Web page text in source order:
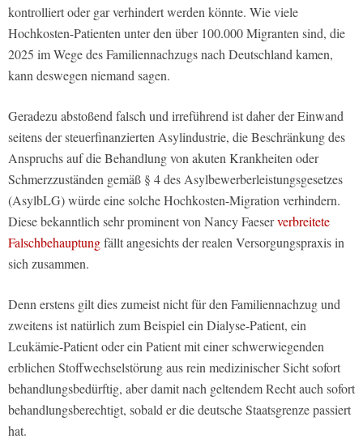
kontrolliert oder gar verhindert werden könnte. Wie viele
Hochkosten-Patienten unter den über 100.000 Migranten sind, die
2025 im Wege des Familiennachzugs nach Deutschland kamen,
kann deswegen niemand sagen.
Geradezu abstoßend falsch und irreführend ist daher der Einwand
seitens der steuerfinanzierten Asylindustrie, die Beschränkung des
Anspruchs auf die Behandlung von akuten Krankheiten oder
Schmerzzuständen gemäß § 4 des Asylbewerberleistungsgesetzes
(AsylbLG) würde eine solche Hochkosten-Migration verhindern.
Diese bekanntlich sehr prominent von Nancy Faeserverbreitete
Falschbehauptungfällt angesichts der realen Versorgungspraxis in
sich zusammen.
Denn erstens gilt dies zumeist nicht für den Familiennachzug und
zweitens ist natürlich zum Beispiel ein Dialyse-Patient, ein
Leukämie-Patient oder ein Patient mit einer schwerwiegenden
erblichen Stoffwechselstörung aus rein medizinischer Sicht sofort
behandlungsbedürftig, aber damit nach geltendem Recht auch sofort
behandlungsberechtigt, sobald er die deutsche Staatsgrenze passiert
hat.